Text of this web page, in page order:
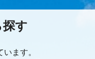
す
います。